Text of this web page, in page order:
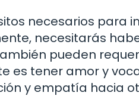
necesarios para
necesitarás
pueden
es tener amor y
y empatía hacia